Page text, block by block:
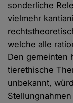
sonderliche
vielmehr
welche alle
Den gemeinten
tierethische
unbekannt,